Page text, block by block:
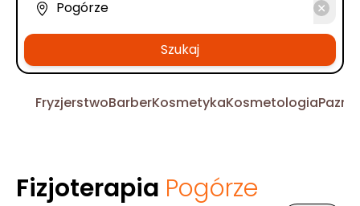
Szukaj
FryzjerstwoBarberKosmetykaKosmetologia
Fizjoterapia Pogórze